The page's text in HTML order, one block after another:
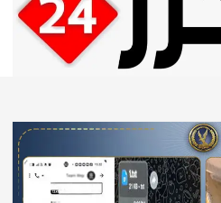
رمضان
أمين